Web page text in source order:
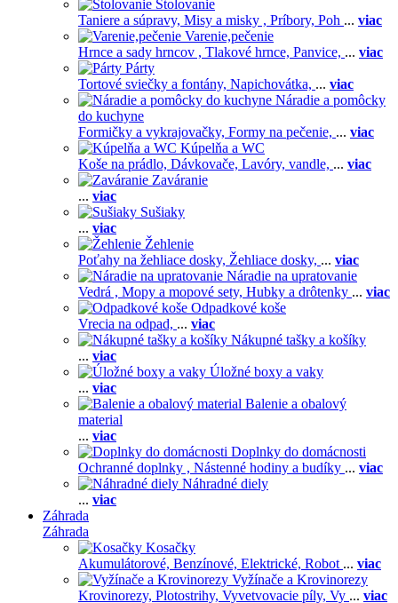
Stolovanie
Taniere a súpravy, Misy a misky , Príbory, Poh ... viac
Varenie,pečenie
Hrnce a sady hrncov , Tlakové hrnce, Panvice, ... viac
Párty
Tortové sviečky a fontány, Napichovátka, ... viac
Náradie a pomôcky
do kuchyne
Formičky a vykrajovačky, Formy na pečenie, ... viac
Kúpelňa a WC
Koše na prádlo, Dávkovače, Lavóry, vandle, ... viac
Zaváranie
... viac
Sušiaky
... viac
Žehlenie
Poťahy na žehliace dosky, Žehliace dosky, ... viac
Náradie na upratovanie
Vedrá , Mopy a mopové sety, Hubky a drôtenky ... viac
Odpadkové koše
Vrecia na odpad, ... viac
Nákupné tašky a košíky
... viac
Úložné boxy a vaky
... viac
Balenie a obalový
material
... viac
Doplnky do domácnosti
Ochranné doplnky , Nástenné hodiny a budíky ... viac
Náhradné diely
... viac
Záhrada
Záhrada
Kosačky
Akumulátorové, Benzínové, Elektrické, Robot ... viac
Vyžínače a Krovinorezy
Krovinorezy, Plotostrihy, Vyvetvovacie píly, Vy ... viac